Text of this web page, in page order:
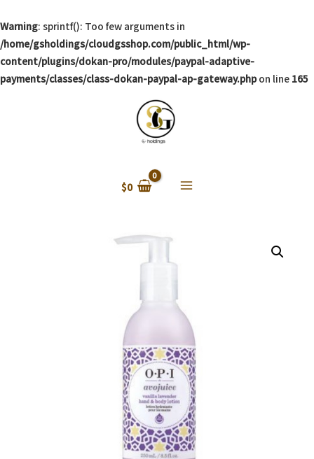
Warning: sprintf(): Too few arguments in
/home/gsholdings/cloudgsshop.com/public_html/wp-
content/plugins/dokan-pro/modules/paypal-adaptive-
payments/classes/class-dokan-paypal-ap-gateway.phpon line 165
$0